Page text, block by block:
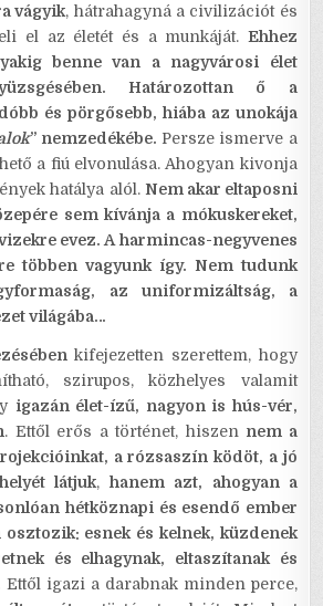
vágyik, hátrahagyná a civilizációt és
el az életét és a munkáját. Ehhez
benne van a nagyvárosi élet
Határozottan ő a
és pörgősebb, hiába az unokája
” nemzedékébe. Persze ismerve a
a fiú elvonulása. Ahogyan kivonja
hatálya alól. Nem akar eltaposni
sem kívánja a mókuskereket,
evez. A harmincas-negyvenes
többen vagyunk így. Nem tudunk
az uniformizáltság, a
világába…
kifejezetten szerettem, hogy
szirupos, közhelyes valamit
igazán élet-ízű, nagyon is hús-vér,
. Ettől erős a történet, hiszen nem a
a rózsaszín ködöt, a jó
látjuk,hanem azt, ahogyan a
hétköznapi és esendő ember
esnek és kelnek, küzdenek
és elhagynak, eltaszítanak és
Ettől igazi a darabnak minden perce,